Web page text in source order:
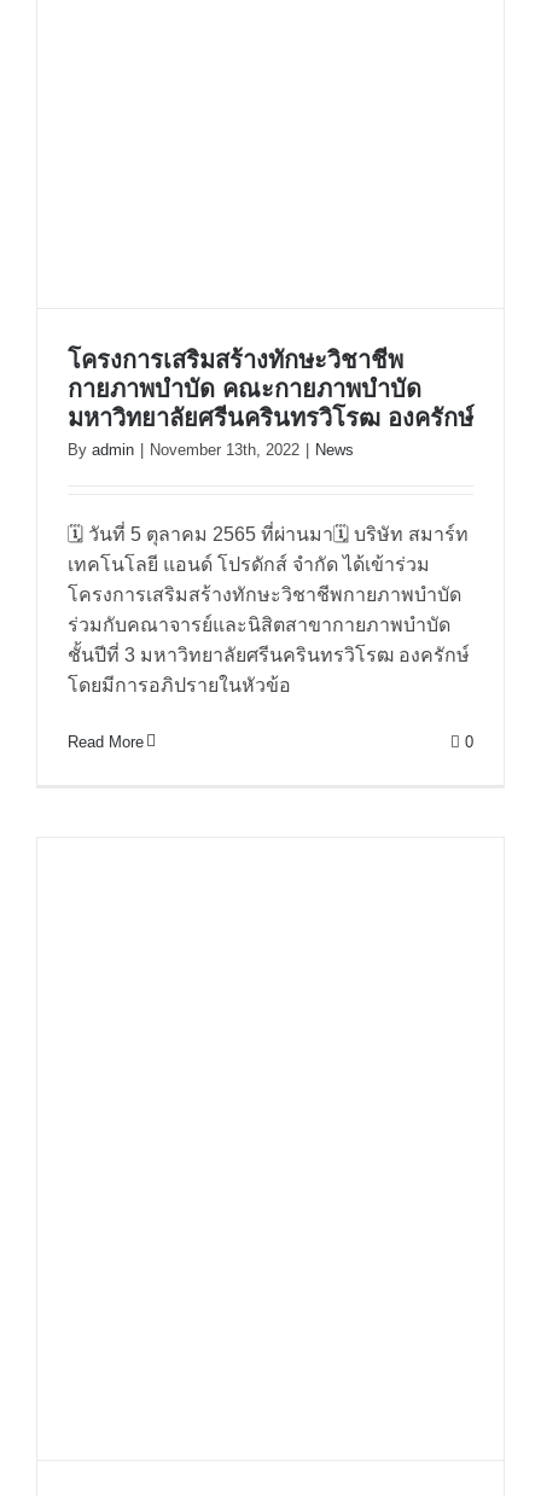
โครงการเสริมสร้างทักษะวิชาชีพ
มหาวิทยาลัยศรีนครินทรวิโรฒ
องครักษ์
โครงการเสริมสร้างทักษะวิชาชีพ
กายภาพบำบัด คณะกายภาพบำบัด
มหาวิทยาลัยศรีนครินทรวิโรฒ องครักษ์
By admin | November 13th, 2022 | News
🗓 วันที่ 5 ตุลาคม 2565 ที่ผ่านมา🗓 บริษัท สมาร์ท
เทคโนโลยี แอนด์ โปรดักส์ จำกัด ได้เข้าร่วม
โครงการเสริมสร้างทักษะวิชาชีพกายภาพบำบัด
ร่วมกับคณาจารย์และนิสิตสาขากายภาพบำบัด
ชั้นปีที่ 3 มหาวิทยาลัยศรีนครินทรวิโรฒ องครักษ์
โดยมีการอภิปรายในหัวข้อ
Read More 0